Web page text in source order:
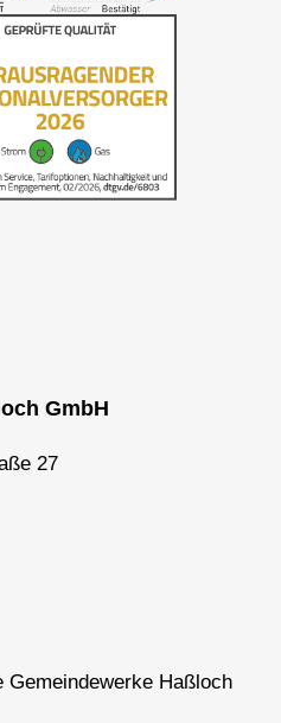
GmbH
27
Haßloch